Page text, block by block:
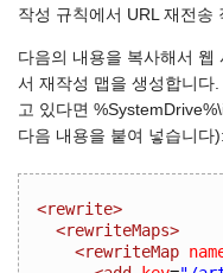
작성 규칙에서 URL 재전송
다음의 내용을 복사해서 웹
서 재작성 맵을 생성합니
고 있다면
다음 내용을 붙여 넣습니다):
<rewrite>
<rewriteMaps>
<rewriteMap